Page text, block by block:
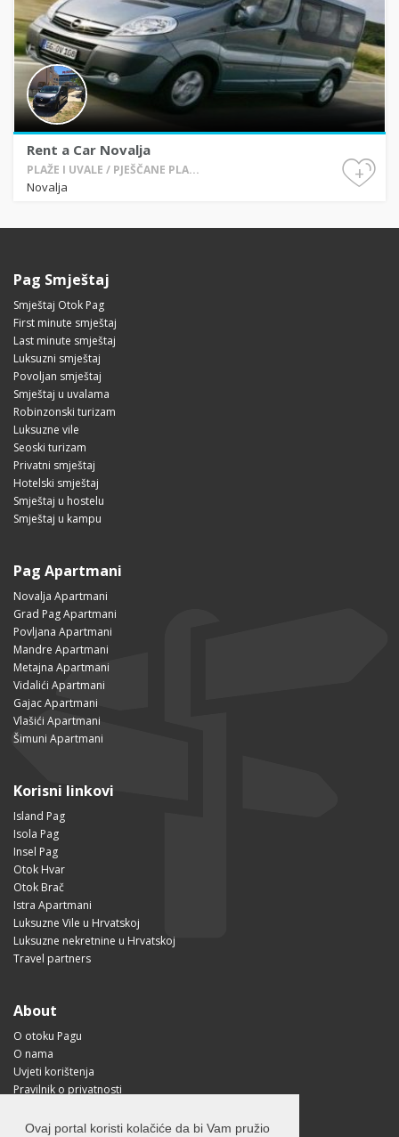
Ovaj portal koristi kolačiće da bi Vam pružio
Rent a Car Novalja
PLAŽE I UVALE / PJEŠČANE PLA...
Novalja
+
Pag Smještaj
Smještaj Otok Pag
First minute smještaj
Last minute smještaj
Luksuzni smještaj
Povoljan smještaj
Smještaj u uvalama
Robinzonski turizam
Luksuzne vile
Seoski turizam
Privatni smještaj
Hotelski smještaj
Smještaj u hostelu
Smještaj u kampu
Pag Apartmani
Novalja Apartmani
Grad Pag Apartmani
Povljana Apartmani
Mandre Apartmani
Metajna Apartmani
Vidalići Apartmani
Gajac Apartmani
Vlašići Apartmani
Šimuni Apartmani
Korisni linkovi
Island Pag
Isola Pag
Insel Pag
Otok Hvar
Otok Brač
Istra Apartmani
Luksuzne Vile u Hrvatskoj
Luksuzne nekretnine u Hrvatskoj
Travel partners
About
O otoku Pagu
O nama
Uvjeti korištenja
Pravilnik o privatnosti
Kako doći na Pag?